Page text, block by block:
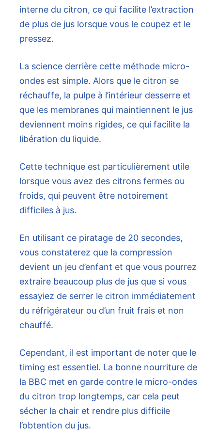
interne du citron, ce qui facilite l’extraction
de plus de jus lorsque vous le coupez et le
pressez.
La science derrière cette méthode micro-
ondes est simple. Alors que le citron se
réchauffe, la pulpe à l’intérieur desserre et
que les membranes qui maintiennent le jus
deviennent moins rigides, ce qui facilite la
libération du liquide.
Cette technique est particulièrement utile
lorsque vous avez des citrons fermes ou
froids, qui peuvent être notoirement
difficiles à jus.
En utilisant ce piratage de 20 secondes,
vous constaterez que la compression
devient un jeu d’enfant et que vous pourrez
extraire beaucoup plus de jus que si vous
essayiez de serrer le citron immédiatement
du réfrigérateur ou d’un fruit frais et non
chauffé.
Cependant, il est important de noter que le
timing est essentiel. La bonne nourriture de
la BBC met en garde contre le micro-ondes
du citron trop longtemps, car cela peut
sécher la chair et rendre plus difficile
l’obtention du jus.